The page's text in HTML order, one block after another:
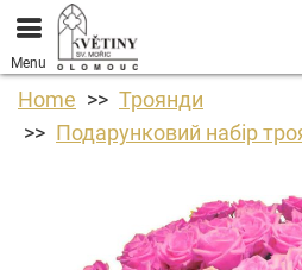
Menu
Home
Троянди
Подарунковий набір